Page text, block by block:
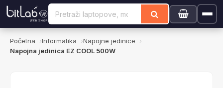
Početna Informatika
Napojne jedinice
Napojna jedinica EZ COOL 500W